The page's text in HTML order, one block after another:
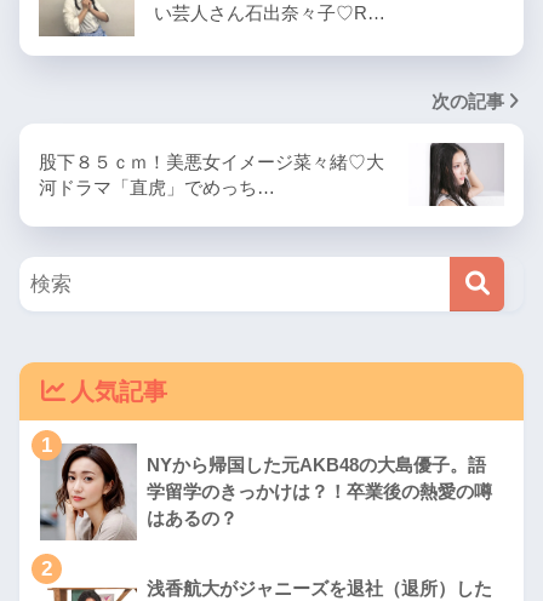
い芸人さん石出奈々子♡R…
次の記事
股下８５ｃｍ！美悪女イメージ菜々緒♡大
河ドラマ「直虎」でめっち…
人気記事
1
NYから帰国した元AKB48の大島優子。語
学留学のきっかけは？！卒業後の熱愛の噂
はあるの？
2
浅香航大がジャニーズを退社（退所）した